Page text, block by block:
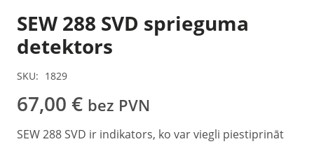
SEW 288 SVD sprieguma
detektors
SKU: 1829
67,00 € bez PVN
SEW 288 SVD ir indikators, ko var viegli piestiprināt